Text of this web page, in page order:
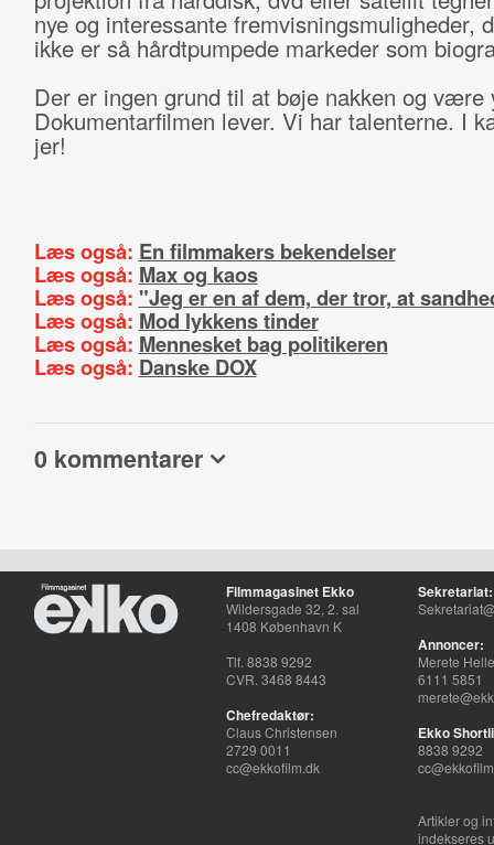
nye og interessante fremvisningsmuligheder,
ikke er så hårdtpumpede markeder som
Der er ingen grund til at bøje nakken og være
Dokumentarfilmen lever. Vi har talenterne. I
jer!
Læs også: En filmmakers bekendelser
Læs også: Max og kaos
Læs også: "Jeg er en af dem, der tror, at
Læs også: Mod lykkens tinder
Læs også: Mennesket bag politikeren
Læs også: Danske DOX
0 kommentarer
Filmmagasinet Ekko
Wildersgade 32, 2. sal
1408 København K
Tlf. 8838 9292
CVR. 3468 8443
Chefredaktør:
Claus Christensen
2729 0011
cc@ekkofilm.dk
Sekretariat:
Annoncer:
Merete
6111 5851
Ekko
8838 9292
Artikler og
indekseres